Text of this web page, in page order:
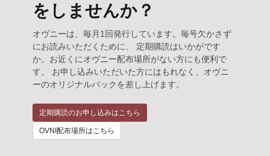
をしませんか？
オヴニーは、毎月1回発行しています。毎号欠かさず
にお読みいただくために、 定期購読はいかがです
か。お近くにオヴニー配布場所がない方にも便利で
す。 お申し込みいただいた方にはもれなく、オヴニ
ーのオリジナルバックを差し上げます。
定期購読のお申し込みはこちら
OVNI配布場所はこちら